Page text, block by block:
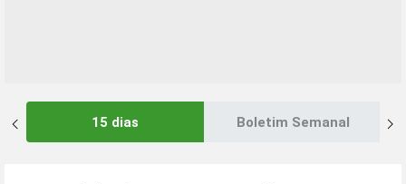
15 dias Boletim Semanal